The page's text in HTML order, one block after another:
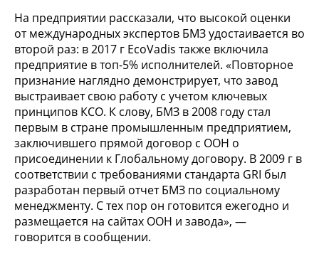
На предприятии рассказали, что высокой оценки
от международных экспертов БМЗ удостаивается во
второй раз: в 2017 г EcoVadis также включила
предприятие в топ-5% исполнителей. «Повторное
признание наглядно демонстрирует, что завод
выстраивает свою работу с учетом ключевых
принципов КСО. К слову, БМЗ в 2008 году стал
первым в стране промышленным предприятием,
заключившего прямой договор с ООН о
присоединении к Глобальному договору. В 2009 г в
соответствии с требованиями стандарта GRI был
разработан первый отчет БМЗ по социальному
менеджменту. С тех пор он готовится ежегодно и
размещается на сайтах ООН и завода», —
говорится в сообщении.